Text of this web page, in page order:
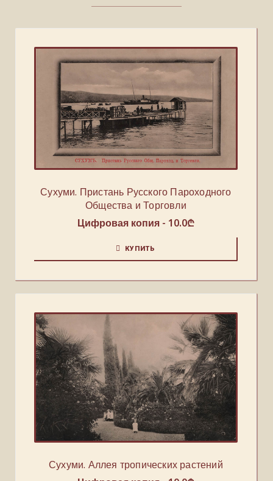
Сухуми. Пристань Русского Пароходного
Общества и Торговли
Цифровая копия - 10.0₾
КУПИТЬ
Сухуми. Аллея тропических растений